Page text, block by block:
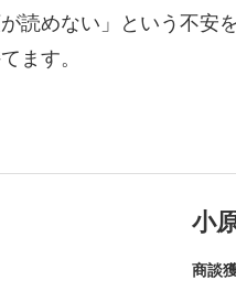
読めない」という不安
ます。
小
商談